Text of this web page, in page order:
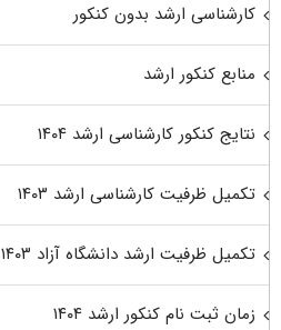
کارشناسی ارشد بدون کنکور
منابع کنکور ارشد
نتایج کنکور کارشناسی ارشد ۱۴۰۴
تکمیل ظرفیت کارشناسی ارشد ۱۴۰۳
تکمیل ظرفیت ارشد دانشگاه آزاد ۱۴۰۳
زمان ثبت نام کنکور ارشد ۱۴۰۴